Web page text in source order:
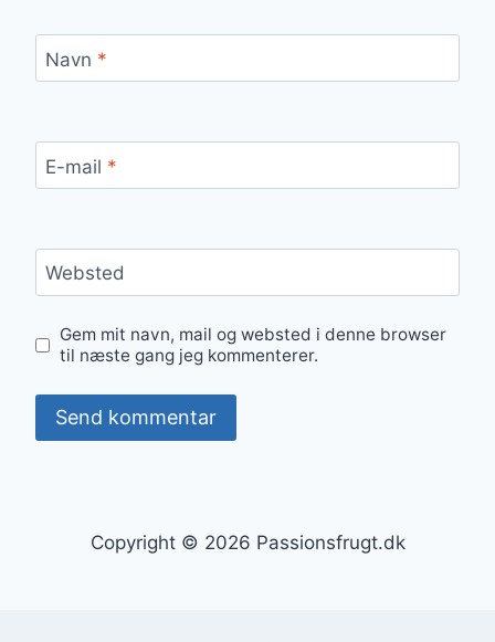
Navn *
E-mail *
Websted
Gem mit navn, mail og websted i denne browser
til næste gang jeg kommenterer.
Copyright © 2026 Passionsfrugt.dk